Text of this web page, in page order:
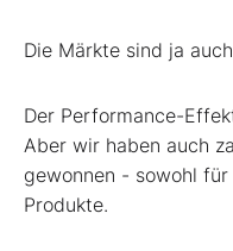
Die Märkte sind ja
Der Performance-
Aber wir haben auch
gewonnen - sowohl
Produkte.